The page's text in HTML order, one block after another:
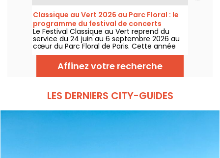
bucolique. Voici le programme des concerts
gratuits à découvrir du 24 juin au 6
septembre 2026 !
Classique au Vert 2026 au Parc Floral : le
programme du festival de concerts
gratuits
Le Festival Classique au Vert reprend du
service du 24 juin au 6 septembre 2026 au
cœur du Parc Floral de Paris. Cette année
encore, Classique au Vert invite les
mélomanes et les néophytes à prendre du
bon tempo et du beau temps auprès
d’artistes reconnus et en devenir.
Affinez votre recherche
LES DERNIERS CITY-GUIDES